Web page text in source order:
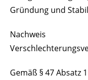
Gründung und
Nachweis
Gemäß § 47 Absatz